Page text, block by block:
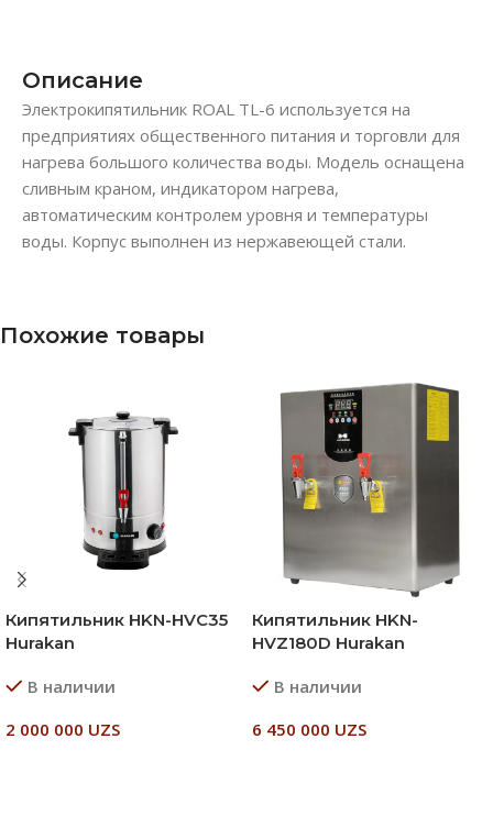
Описание
Электрокипятильник ROAL TL-6 используется на
предприятиях общественного питания и торговли для
нагрева большого количества воды. Модель оснащена
сливным краном, индикатором нагрева,
автоматическим контролем уровня и температуры
воды. Корпус выполнен из нержавеющей стали.
Похожие товары
Кипятильник HKN-HVC35
Hurakan
В наличии
2 000 000 UZS
Кипятильник HKN-
HVZ180D Hurakan
В наличии
6 450 000 UZS